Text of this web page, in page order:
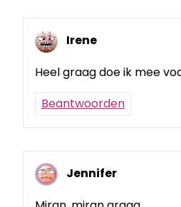
Irene
Heel graag doe ik mee
Beantwoorden
Jennifer